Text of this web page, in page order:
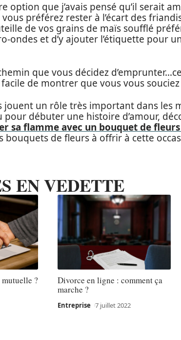
option que j’avais pensé qu’il serait
préférez rester à l’écart des
de vos grains de maïs soufflé
ondes et d’y ajouter l’étiquette pour
que vous décidez
de montrer que vous vous
jouent un rôle très important dans les
pour débuter une histoire d’amour,
sa flamme avec un bouquet de
bouquets de fleurs à offrir à cette
EN VEDETTE
?
Divorce en ligne : comment ça
marche ?
Entreprise 7 juillet 2022